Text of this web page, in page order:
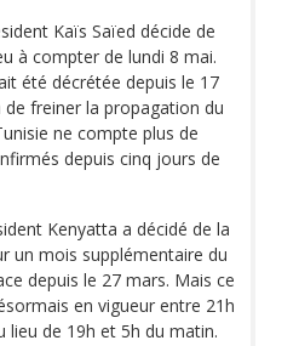
Kaïs Saïed décide de
à compter de lundi 8 mai.
été décrétée depuis le 17
freiner la propagation du
ne compte plus de
depuis cinq jours de
Kenyatta a décidé de la
un mois supplémentaire du
depuis le 27 mars. Mais ce
en vigueur entre 21h
lieu de 19h et 5h du matin.